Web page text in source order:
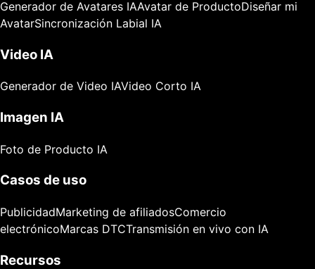
Generador de Avatares IAAvatar de ProductoDiseñar mi
AvatarSincronización Labial IA
Video IA
Generador de Video IAVideo Corto IA
Imagen IA
Foto de Producto IA
Casos de uso
PublicidadMarketing de afiliadosComercio
electrónicoMarcas DTCTransmisión en vivo con IA
Recursos